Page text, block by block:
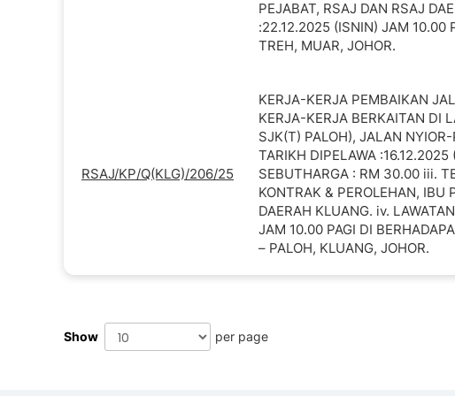
PEJABAT, RSAJ DAN RSAJ
:22.12.2025 (ISNIN) JAM 10.00
TREH, MUAR, JOHOR.
RSAJ/KP/Q(KLG)/206/25
KERJA-KERJA PEMBAIKAN
KERJA-KERJA BERKAITAN DI
SJK(T) PALOH), JALAN
TARIKH DIPELAWA
SEBUTHARGA : RM 30.00 iii.
KONTRAK & PEROLEHAN, IBU
DAERAH KLUANG. iv.
JAM 10.00 PAGI DI
– PALOH, KLUANG, JOHOR.
Show per page